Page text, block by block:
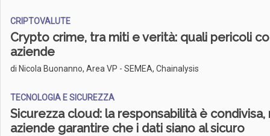
CRIPTOVALUTE
Crypto crime, tra miti e verità: quali pericoli
aziende
di Nicola Buonanno, Area VP - SEMEA, Chainalysis
TECNOLOGIA E SICUREZZA
Sicurezza cloud: la responsabilità è
aziende garantire che i dati siano al sicuro